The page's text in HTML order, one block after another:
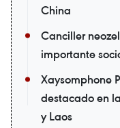
China
Canciller
importante
Xaysomphone
destacado en
y Laos